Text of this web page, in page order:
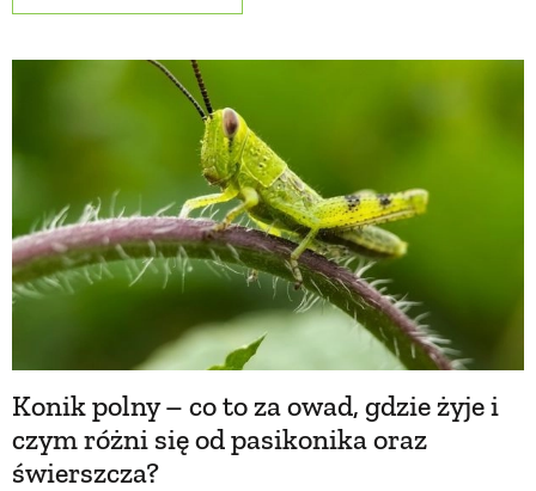
Konik polny – co to za owad, gdzie żyje i
czym różni się od pasikonika oraz
świerszcza?
RĘKODZIEŁO
RZEMIOSŁO
ZWYCZAJE
ZRÓB TO SAM
PRZEPISY
ŚNIADANIA